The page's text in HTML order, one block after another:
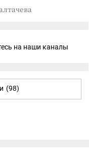
на наши каналы
(98)